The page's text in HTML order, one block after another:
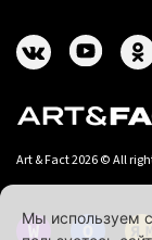
Art & Fact 2026 © All
Мы используем